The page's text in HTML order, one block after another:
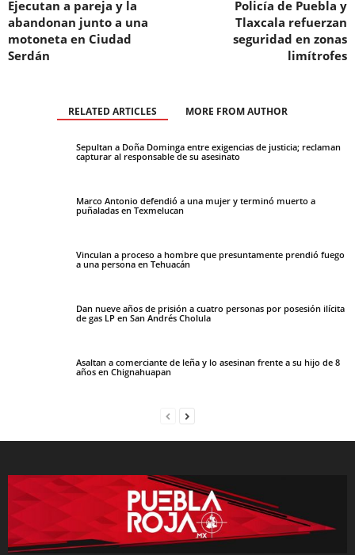
Ejecutan a pareja y la
abandonan junto a una
motoneta en Ciudad
Serdán
Policía de Puebla y
Tlaxcala refuerzan
seguridad en zonas
limítrofes
RELATED ARTICLES MORE FROM AUTHOR
Sepultan a Doña Dominga entre exigencias de justicia; reclaman
capturar al responsable de su asesinato
Marco Antonio defendió a una mujer y terminó muerto a
puñaladas en Texmelucan
Vinculan a proceso a hombre que presuntamente prendió fuego
a una persona en Tehuacán
Dan nueve años de prisión a cuatro personas por posesión ilícita
de gas LP en San Andrés Cholula
Asaltan a comerciante de leña y lo asesinan frente a su hijo de 8
años en Chignahuapan